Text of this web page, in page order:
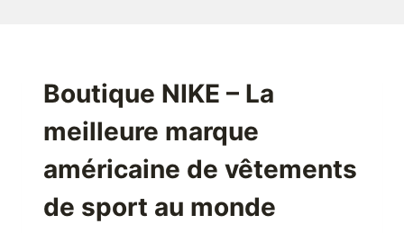
Boutique NIKE – La
meilleure marque
américaine de vêtements
de sport au monde